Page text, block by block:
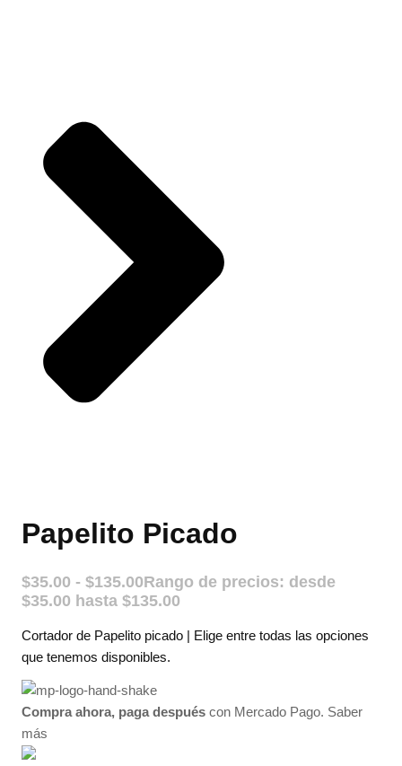
Papelito Picado
$35.00 - $135.00Rango de precios: desde
$35.00 hasta $135.00
Cortador de Papelito picado | Elige entre todas las opciones
que tenemos disponibles.
Compra ahora, paga después con Mercado Pago. Saber
más